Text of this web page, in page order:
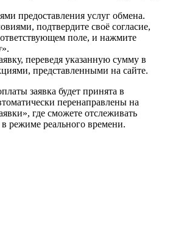
предоставления услуг обмена.
подтвердите своё согласие,
поле, и нажмите
переведя указанную сумму в
представленными на сайте.
заявка будет принята в
перенаправлены на
где сможете отслеживать
режиме реального времени.